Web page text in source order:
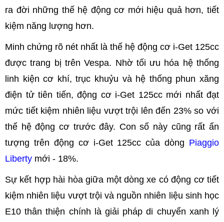
ra đời những thế hệ động cơ mới hiệu quả hơn, tiết
kiệm năng lượng hơn.
Minh chứng rõ nét nhất là thế hệ động cơ i-Get 125cc
được trang bị trên Vespa. Nhờ tối ưu hóa hệ thống
linh kiện cơ khí, trục khuỷu và hệ thống phun xăng
điện tử tiên tiến, động cơ i-Get 125cc mới nhất đạt
mức tiết kiệm nhiên liệu vượt trội lên đến 23% so với
thế hệ động cơ trước đây. Con số này cũng rất ấn
tượng trên động cơ i-Get 125cc của dòng Piaggio
Liberty mới - 18%.
Sự kết hợp hài hòa giữa một dòng xe có động cơ tiết
kiệm nhiên liệu vượt trội và nguồn nhiên liệu sinh học
E10 thân thiện chính là giải pháp di chuyển xanh lý